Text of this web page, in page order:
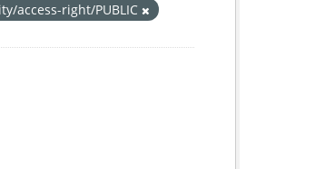
access-right/PUBLIC